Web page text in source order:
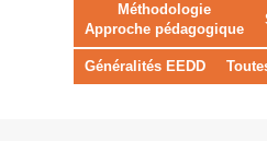
Méthodologie
Approche pédagogique
Généralités EEDD